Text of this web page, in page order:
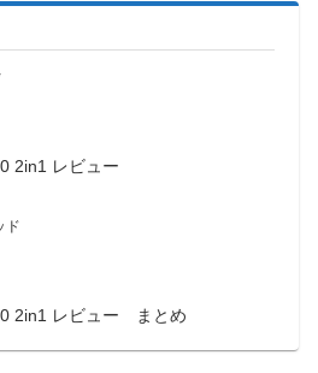
2in1 レビュー
ド
2in1 レビュー まとめ